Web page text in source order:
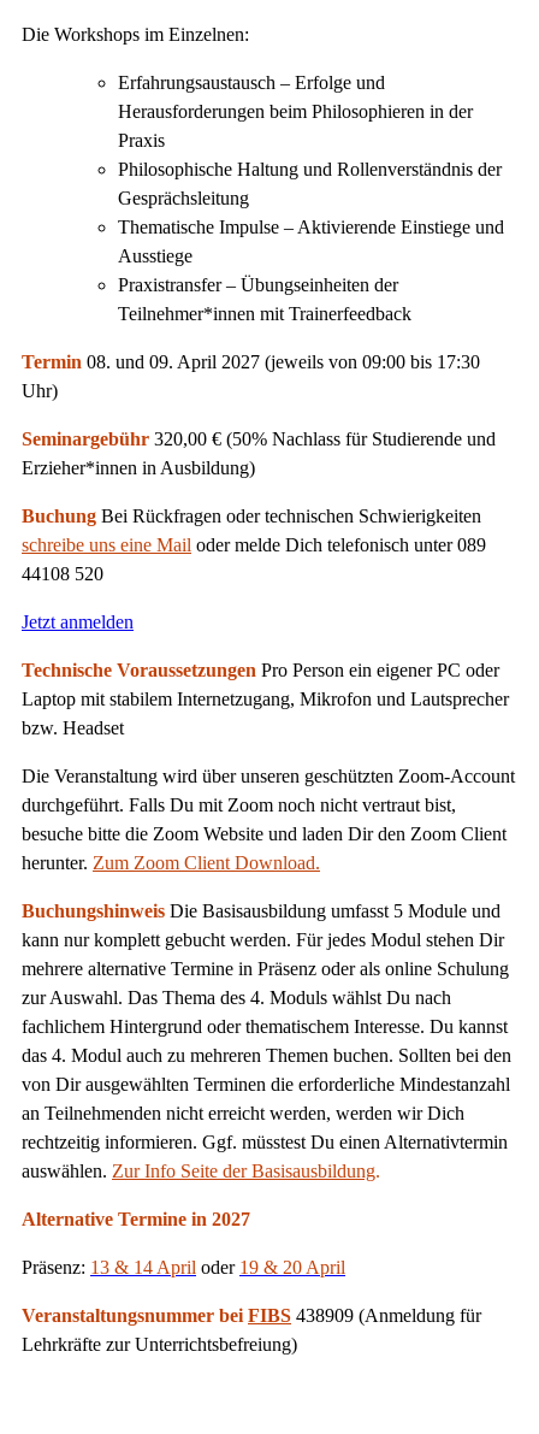
Die Workshops im Einzelnen:
Erfahrungsaustausch – Erfolge und
Herausforderungen beim Philosophieren in der
Praxis
Philosophische Haltung und Rollenverständnis der
Gesprächsleitung
Thematische Impulse – Aktivierende Einstiege und
Ausstiege
Praxistransfer – Übungseinheiten der
Teilnehmer*innen mit Trainerfeedback
Termin 08. und 09. April 2027 (jeweils von 09:00 bis 17:30
Uhr)
Seminargebühr 320,00 € (50% Nachlass für Studierende und
Erzieher*innen in Ausbildung)
Buchung Bei Rückfragen oder technischen Schwierigkeiten
schreibe uns eine Mail oder melde Dich telefonisch unter 089
44108 520
Jetzt anmelden
Technische Voraussetzungen Pro Person ein eigener PC oder
Laptop mit stabilem Internetzugang, Mikrofon und Lautsprecher
bzw. Headset
Die Veranstaltung wird über unseren geschützten Zoom-Account
durchgeführt. Falls Du mit Zoom noch nicht vertraut bist,
besuche bitte die Zoom Website und laden Dir den Zoom Client
herunter. Zum Zoom Client Download.
Buchungshinweis Die Basisausbildung umfasst 5 Module und
kann nur komplett gebucht werden. Für jedes Modul stehen Dir
mehrere alternative Termine in Präsenz oder als online Schulung
zur Auswahl. Das Thema des 4. Moduls wählst Du nach
fachlichem Hintergrund oder thematischem Interesse. Du kannst
das 4. Modul auch zu mehreren Themen buchen. Sollten bei den
von Dir ausgewählten Terminen die erforderliche Mindestanzahl
an Teilnehmenden nicht erreicht werden, werden wir Dich
rechtzeitig informieren. Ggf. müsstest Du einen Alternativtermin
auswählen. Zur Info Seite der Basisausbildung.
Alternative Termine in 2027
Präsenz: 13 & 14 April oder 19 & 20 April
Veranstaltungsnummer bei FIBS 438909 (Anmeldung für
Lehrkräfte zur Unterrichtsbefreiung)